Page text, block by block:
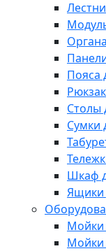
Пояса
Столы
Сумки
Шкаф
Ящики
Мойки
Мойки